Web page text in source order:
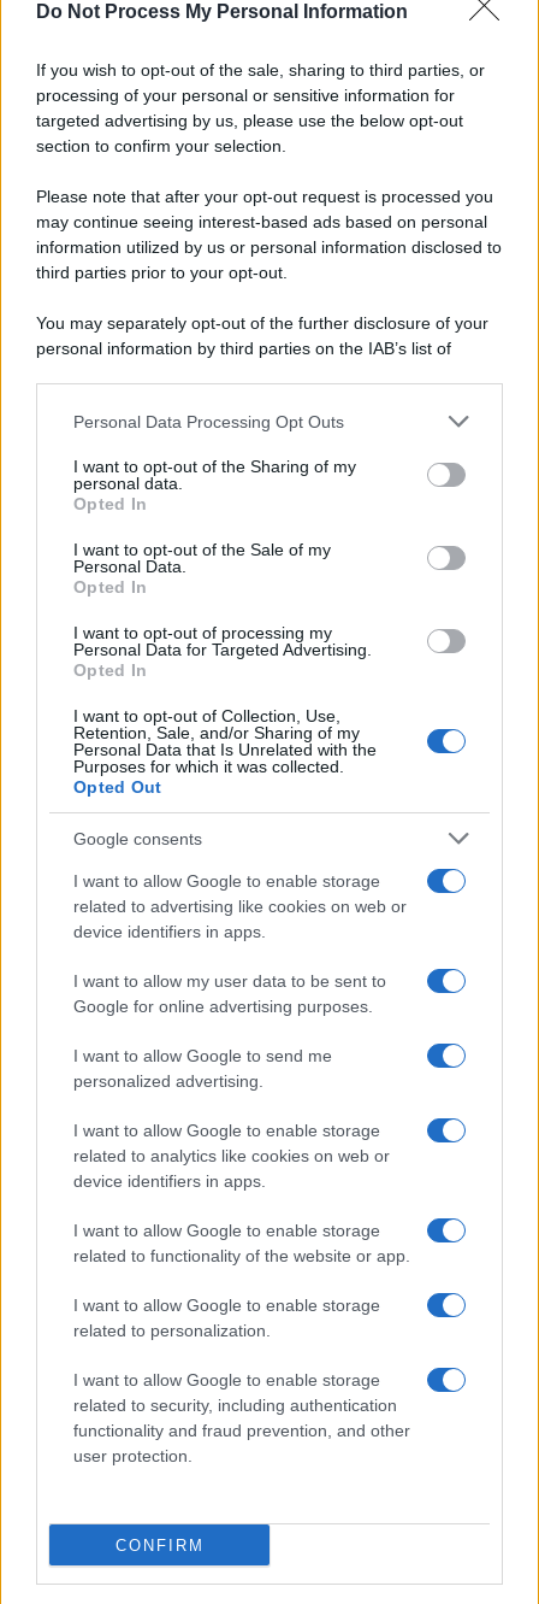
Do Not Process My Personal Information
If you wish to opt-out of the sale, sharing to third parties, or
processing of your personal or sensitive information for
targeted advertising by us, please use the below opt-out
section to confirm your selection.
Please note that after your opt-out request is processed you
may continue seeing interest-based ads based on personal
information utilized by us or personal information disclosed to
third parties prior to your opt-out.
You may separately opt-out of the further disclosure of your
personal information by third parties on the IAB’s list of
This information may also be disclosed by us to third parties
disclose it to other third parties.
Please note that this website/app uses one or more Google
services and may gather and store information including but
not limited to your visit or usage behaviour. You may click to
grant or deny consent to Google and its third-party tags to
consent section.
Personal Data Processing Opt Outs
I want to opt-out of the Sharing of my
personal data.
Opted In
I want to opt-out of the Sale of my
Personal Data.
Opted In
I want to opt-out of processing my
Personal Data for Targeted Advertising.
Opted In
I want to opt-out of Collection, Use,
Retention, Sale, and/or Sharing of my
Personal Data that Is Unrelated with the
Purposes for which it was collected.
Opted Out
Google consents
I want to allow Google to enable storage
related to advertising like cookies on web or
device identifiers in apps.
I want to allow my user data to be sent to
Google for online advertising purposes.
I want to allow Google to send me
personalized advertising.
I want to allow Google to enable storage
related to analytics like cookies on web or
device identifiers in apps.
I want to allow Google to enable storage
related to functionality of the website or app.
I want to allow Google to enable storage
related to personalization.
I want to allow Google to enable storage
related to security, including authentication
functionality and fraud prevention, and other
user protection.
CONFIRM
Gameland
Hig Tech Mag
Scoop Mag
Lgbtqia News
Motors Magazine 365
Day Travel 365
Home Magazine 365
Cineverse Magazine
SecondHomeMagazine
InvestirMag
Germania
Investieren24
UK
Lgbtq News
Investeren 24
NL Newz